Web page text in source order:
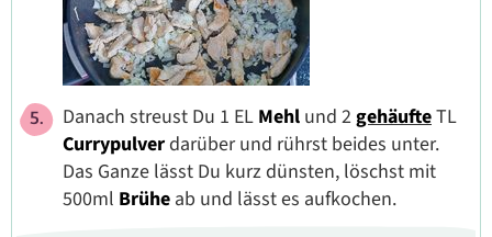
Danach streust Du 1 EL Mehl und 2gehäufteTL
Currypulverdarüber und rührst beides unter.
Das Ganze lässt Du kurz dünsten, löschst mit
500ml Brühe ab und lässt es aufkochen.